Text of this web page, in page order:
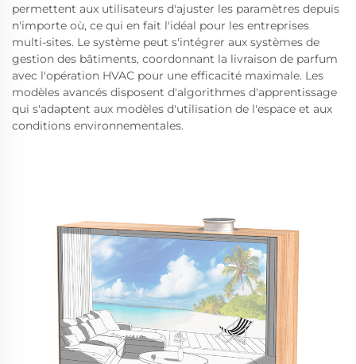
permettent aux utilisateurs d'ajuster les paramètres depuis
n'importe où, ce qui en fait l'idéal pour les entreprises
multi-sites. Le système peut s'intégrer aux systèmes de
gestion des bâtiments, coordonnant la livraison de parfum
avec l'opération HVAC pour une efficacité maximale. Les
modèles avancés disposent d'algorithmes d'apprentissage
qui s'adaptent aux modèles d'utilisation de l'espace et aux
conditions environnementales.